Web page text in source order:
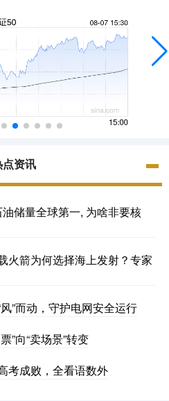
点资讯
储量全球第一, 为啥非要核
火箭为何选择海上发射？专家
”而动，守护电网安全运行
”向“卖场景”转变
考成败，全看语数外